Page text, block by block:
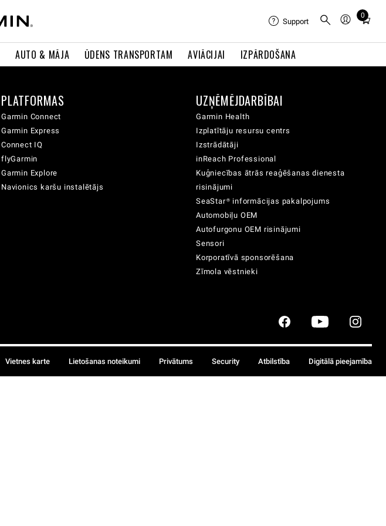
AUTO & MĀJA ŪDENS TRANSPORTAM AVIĀCIJAI IZPĀRDOŠANA
Support
0
Total
cart:
PLATFORMAS
Garmin Connect
Garmin Express
Connect IQ
flyGarmin
Garmin Explore
Navionics karšu instalētājs
UZŅĒMĒJDARBĪBAI
Garmin Health
Izplatītāju resursu centrs
Izstrādātāji
inReach Professional
Kuģniecības ātrās reaģēšanas dienesta
risinājumi
SeaStar® informācijas pakalpojums
Automobiļu OEM
Autofurgonu OEM risinājumi
Sensori
Korporatīvā sponsorēšana
Zīmola vēstnieki
Vietnes karte Lietošanas noteikumi Privātums Security Atbilstība Digitālā pieejamība